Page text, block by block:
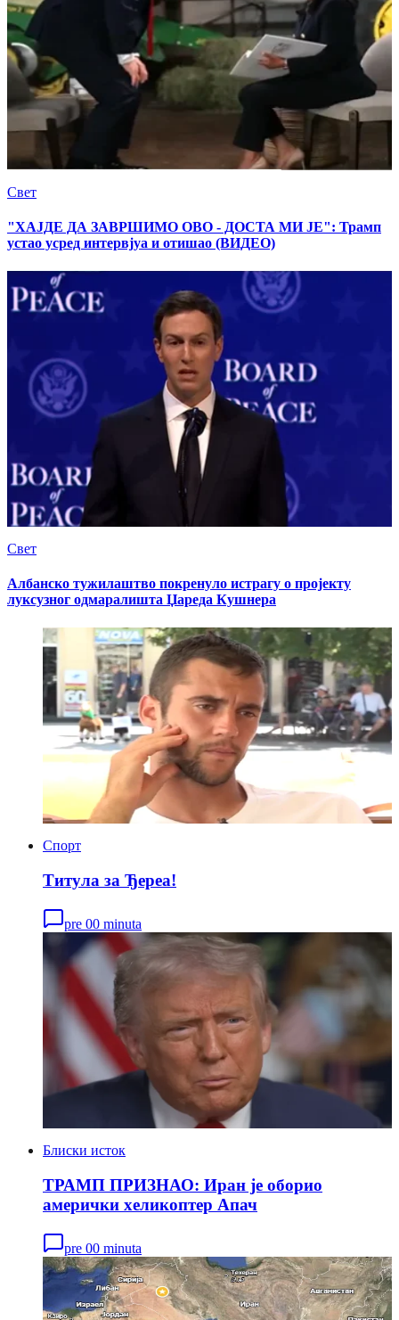
Свет
"ХАЈДЕ ДА ЗАВРШИМО ОВО - ДОСТА МИ ЈЕ": Трамп
устао усред интервјуа и отишао (ВИДЕО)
Свет
Албанско тужилаштво покренуло истрагу о пројекту
луксузног одмаралишта Џареда Кушнера
Спорт
Титула за Ђереа!
pre 00 minuta
Блиски исток
ТРАМП ПРИЗНАО: Иран је оборио
амерички хеликоптер Апач
pre 00 minuta